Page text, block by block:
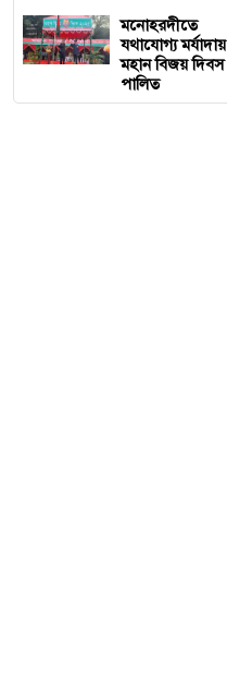
মনোহরদীতে
যথাযোগ্য মর্যাদায়
মহান বিজয় দিবস
পালিত